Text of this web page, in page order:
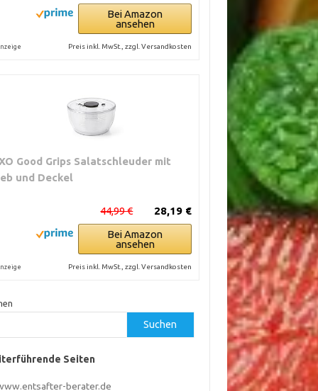
Bei Amazon
ansehen
Preis inkl. MwSt., zzgl. Versandkosten
Good Grips Salatschleuder mit
und Deckel
28,19 €
44,99 €
Bei Amazon
ansehen
Preis inkl. MwSt., zzgl. Versandkosten
Suchen
Seiten
berater.de